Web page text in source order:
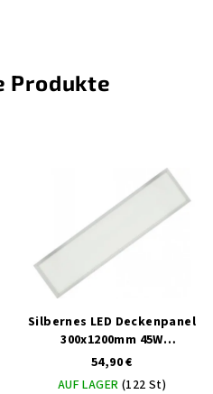
Produkte
Silbernes LED Deckenpanel
300x1200mm 45W
tageslichtweiß
54,90 €
AUF LAGER (122 St)